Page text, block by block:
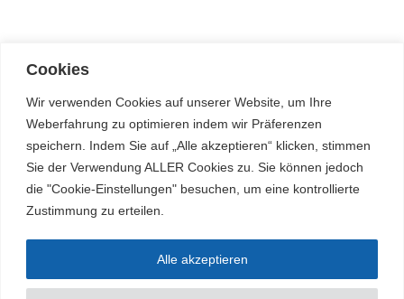
Cookies
Wir verwenden Cookies auf unserer Website, um Ihre
Weberfahrung zu optimieren indem wir Präferenzen
speichern. Indem Sie auf „Alle akzeptieren“ klicken, stimmen
Sie der Verwendung ALLER Cookies zu. Sie können jedoch
die "Cookie-Einstellungen" besuchen, um eine kontrollierte
Zustimmung zu erteilen.
Alle akzeptieren
© Arnold-Janssen-Gymnasium | Alle Rechte vorbehalten |